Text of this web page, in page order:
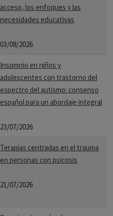
acceso, los enfoques y las
necesidades educativas
03/08/2026
Insomnio en niños y
adolescentes con trastorno del
espectro del autismo: consenso
español para un abordaje integral
23/07/2026
Terapias centradas en el trauma
en personas con psicosis
21/07/2026